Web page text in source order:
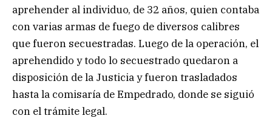
aprehender al individuo, de 32 años, quien contaba
con varias armas de fuego de diversos calibres
que fueron secuestradas. Luego de la operación, el
aprehendido y todo lo secuestrado quedaron a
disposición de la Justicia y fueron trasladados
hasta la comisaría de Empedrado, donde se siguió
con el trámite legal.